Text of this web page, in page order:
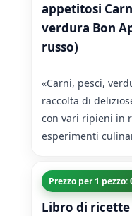
appetitosi
verdura Bon
russo)
«Carni, pesci,
raccolta di
con vari ripieni in
esperimenti
Prezzo per 1 pezzo:
Libro di